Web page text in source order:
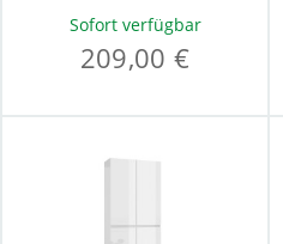
Sofort verfügbar
209,00 €